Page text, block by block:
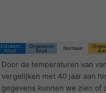
Extreem
koud
Ongewoon
koud
Normaal
Door de temperaturen van
vergelijken met 40 jaar aan
gegevens kunnen we zien of